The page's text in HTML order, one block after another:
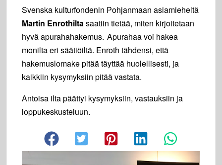
Svenska kulturfondenin Pohjanmaan asiamieheltä
Martin Enrothiltasaatiin tietää, miten kirjoitetaan
hyvä apurahahakemus. Apurahaa voi hakea
monilta eri säätiöiltä. Enroth tähdensi, että
hakemuslomake pitää täyttää huolellisesti, ja
kaikkiin kysymyksiin pitää vastata.
Antoisa ilta päättyi kysymyksiin, vastauksiin ja
loppukeskusteluun.